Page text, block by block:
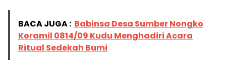
BACA JUGA : Babinsa Desa Sumber Nongko
Koramil 0814/09 Kudu Menghadiri Acara
Ritual Sedekah Bumi